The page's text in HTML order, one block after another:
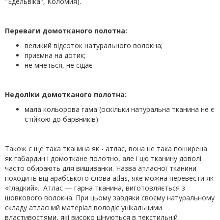
Переваги домотканого полотна:
великий відсоток натурального волокна;
приємна на дотик;
не мнеться, не сідає.
Недоліки домотканого полотна:
мала кольорова гама (оскільки натуральна тканина не є
стійкою до барвників).
Також є ще така тканина як - атлас, вона не така поширена
як габардин і домоткане полотно, але і цю тканину доволі
часто обирають для вишиванки. Назва атласної тканини
походить від арабського слова atlas, яке можна перевести як
«гладкий». Атлас — гарна тканина, виготовляється з
шовкового волокна. При цьому завдяки своєму натуральному
складу атласний матеріал володіє унікальними
властивостями, які високо цінуються в текстильній